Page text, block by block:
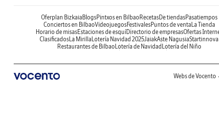
Oferplan Bizkaia BlogsPintxos en Bilbao RecetasDe tiendasPasatiempos
Conciertos en BilbaoVideojuegosFestivalesPuntos de venta La Tienda
Horario de misasEstaciones de esquíDirectorio de empresasOfertas
ClasificadosLa Mirilla Lotería Navidad 2025JaiakAste NagusiaStartinnova
Restaurantes de Bilbao Lotería de Navidad Lotería del Niño
Webs de Vocento